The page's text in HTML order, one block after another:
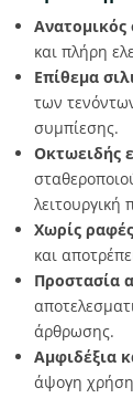
Ανατομικός
και πλήρη
Επίθεμα
των
συμπίεσης.
Οκτωειδής
λειτουργική
Χωρίς
και
Προστασία
άρθρωσης.
Αμφιδέξια
άψογη χρήση